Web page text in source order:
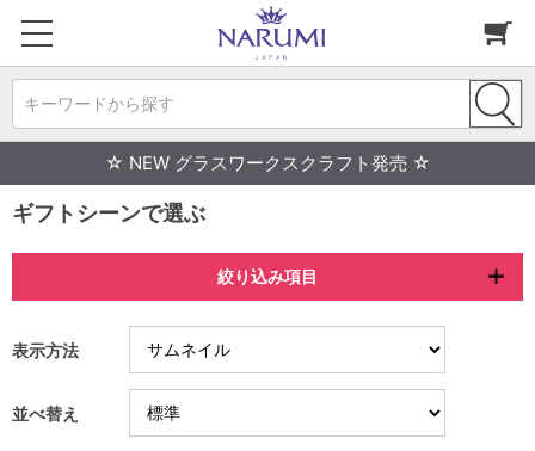
キーワードから探す
☆ NEW グラスワークスクラフト発売 ☆
ギフトシーンで選ぶ
絞り込み項目
表示方法
並べ替え